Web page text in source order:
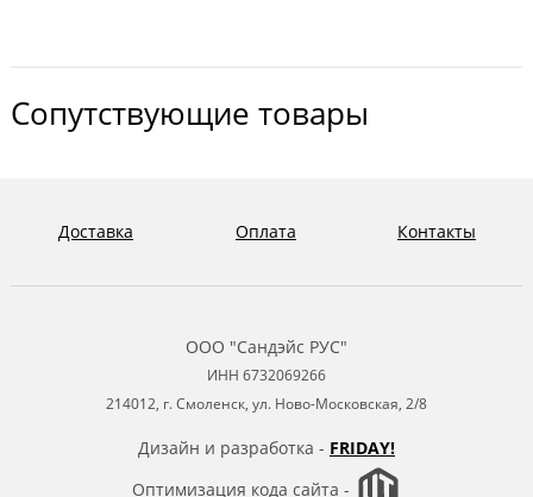
Сопутствующие товары
ООО "Сандэйс РУС"
ИНН 6732069266
214012, г. Смоленск, ул. Ново-Московская, 2/8
Дизайн и разработка - FRIDAY!
Оптимизация кода сайта -
Доставка Оплата Контакты